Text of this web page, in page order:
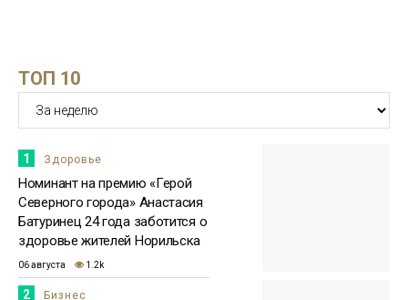
15:51
23 июля
приятно, что люди отдали за меня
голоса
ТОП 10
1 Здоровье
Номинант на премию «Герой
Северного города» Анастасия
Батуринец 24 года заботится о
здоровье жителей Норильска
06 августа 1.2k
2 Бизнес